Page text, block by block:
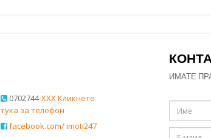
0702744-XXX Кликнете
тука за телефон
facebook.com/ imoti247
ИМАТЕ